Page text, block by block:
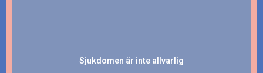
Sjukdomen är inte allvarlig